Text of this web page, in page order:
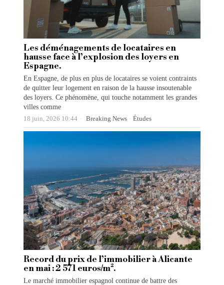
Les déménagements de locataires en
hausse face à l’explosion des loyers en
Espagne.
En Espagne, de plus en plus de locataires se voient contraints
de quitter leur logement en raison de la hausse insoutenable
des loyers. Ce phénomène, qui touche notamment les grandes
villes comme
18 juin, 2026 10:44 Breaking News · Études
Record du prix de l’immobilier à Alicante
en mai : 2 571 euros/m².
Le marché immobilier espagnol continue de battre des